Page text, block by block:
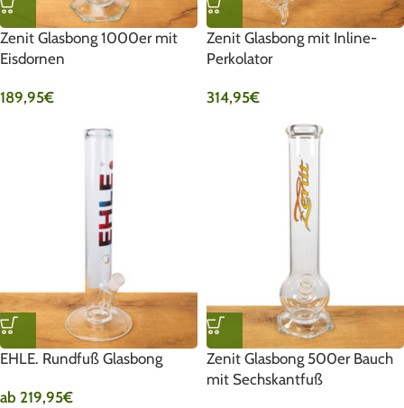
Zenit Glasbong 1000er mit
Eisdornen
189,95€
Zenit Glasbong mit Inline-
Perkolator
314,95€
EHLE. Rundfuß Glasbong
ab 219,95€
Zenit Glasbong 500er Bauch
mit Sechskantfuß